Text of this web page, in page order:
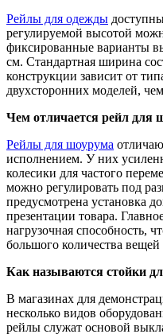
Рейлы для одежды
регулируемой высотой
фиксированные варианты
см. Стандартная ширина
конструкции зависит от
двухсторонних моделей,
Чем отличается рейл для
Рейлы для шоурума
исполнением. У них
колесики для частого
можно регулировать под
предусмотрена установка
презентации товара.
нагрузочная способность,
большого количества
Как называются стойки
В магазинах для
несколько видов
рейлы служат основой